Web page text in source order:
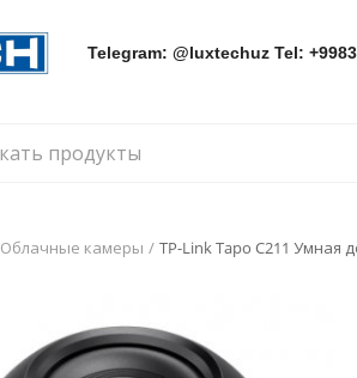
Telegram: @luxtechuz Tel:
Облачные камеры TP-Link Tapo C211